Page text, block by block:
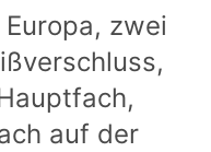
zwei
auf der